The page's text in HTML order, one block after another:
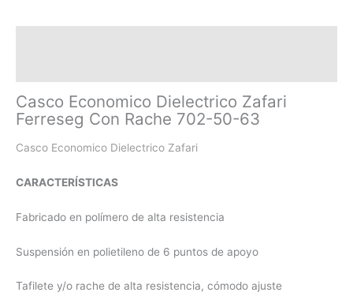
Casco Economico Dielectrico Zafari
Ferreseg Con Rache 702-50-63
Casco Economico Dielectrico Zafari
CARACTERÍSTICAS
Fabricado en polímero de alta resistencia
Suspensión en polietileno de 6 puntos de apoyo
Tafilete y/o rache de alta resistencia, cómodo ajuste